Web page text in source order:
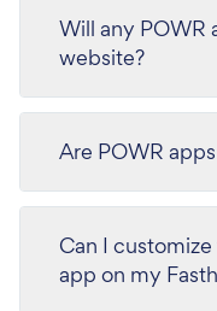
Will any POWR
website?
Are POWR
Can I
app on my